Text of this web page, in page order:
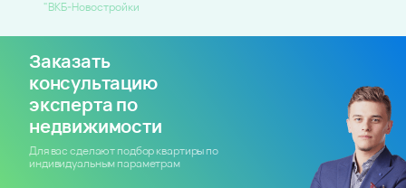
"ВКБ-Новостройки
Заказать
консультацию
эксперта по
недвижимости
Для вас сделают подбор квартиры по
индивидуальным параметрам